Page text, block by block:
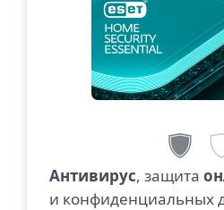
Антивирус, защита
и конфиденциальных